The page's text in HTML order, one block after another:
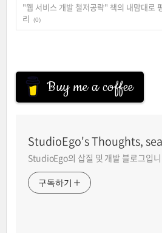
"웹 서비스 개발 철저공략" 책의 내맘대로
리
(0)
Buy me a coffee
StudioEgo's Thoughts,
StudioEgo의 삽질 및 개발 블로그입
구독하기